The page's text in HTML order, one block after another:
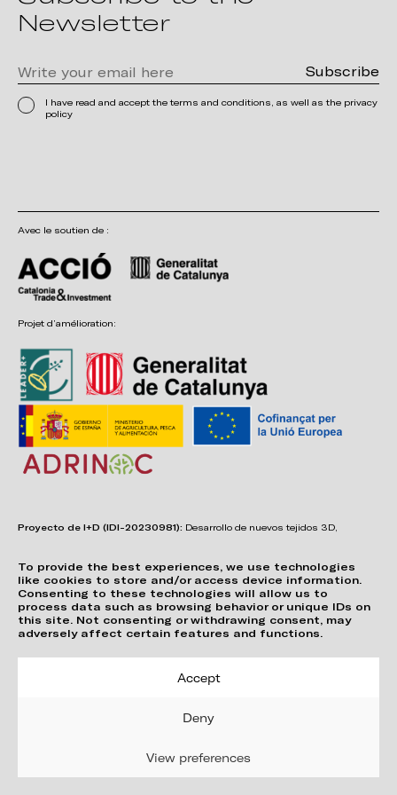
To provide the best experiences, we use technologies
like cookies to store and/or access device information.
Consenting to these technologies will allow us to
process data such as browsing behavior or unique IDs on
this site. Not consenting or withdrawing consent, may
adversely affect certain features and functions.
Accept
Deny
View preferences
Newsletter
I have read and accept the terms and conditions, as well as the privacy
policy
Avec le soutien de :
Projet d’amélioration:
Proyecto de I+D (IDI-20230981): Desarrollo de nuevos tejidos 3D,
Cookie Policy (EU)